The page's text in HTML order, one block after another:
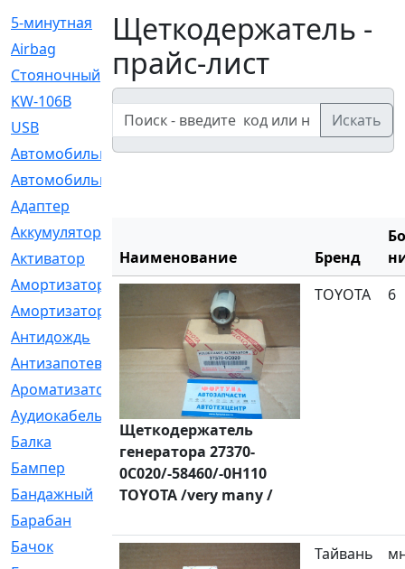
5-минутная
[1]
Airbag
[18]
Cтояночный
[1]
KW-106B
[0]
USB
[6]
Автомобильное
[6]
Автомобильный
Адаптер
Аккумулятор
Активатор
[1]
Амортизатор
[608]
Амортизаторы
[21]
Антидождь
[1]
Антизапотеватель
[1]
Ароматизатор
[35]
Аудиокабель
[2]
Балка
[58]
Бампер
[137]
Бандажный
[6]
Барабан
Бачок
[40]
Щеткодержатель -
прайс-лист
Искать
Наименование Бренд
Щеткодержатель
генератора 27370-
0C020/-58460/-0H110
TOYOTA /very many /
TOYOTA 6
Тайвань